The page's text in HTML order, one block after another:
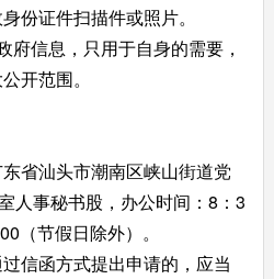
份证件扫描件或照片。
信息，只用于自身的需要，
开范围。
汕头市潮南区峡山街道党
人事秘书股，办公时间：8：3
（节假日除外）。
函方式提出申请的，应当